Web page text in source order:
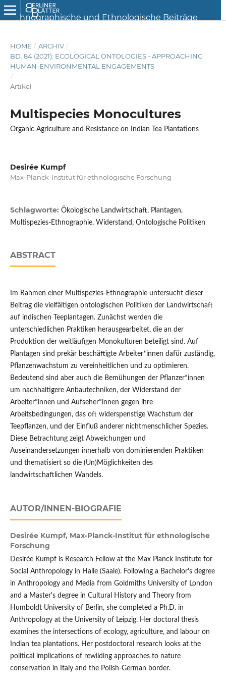
HOME / ARCHIV /
BD. 84 (2021): ECOLOGICAL ONTOLOGIES - APPROACHING
HUMAN-ENVIRONMENTAL ENGAGEMENTS
/
Artikel
Multispecies Monocultures
Organic Agriculture and Resistance on Indian Tea Plantations
Desirée Kumpf
Max-Planck-Institut für ethnologische Forschung
Schlagworte: Ökologische Landwirtschaft, Plantagen,
Multispezies-Ethnographie, Widerstand, Ontologische Politiken
ABSTRACT
Im Rahmen einer Multispezies-Ethnographie untersucht dieser
Beitrag die vielfältigen ontologischen Politiken der Landwirtschaft
auf indischen Teeplantagen. Zunächst werden die
unterschiedlichen Praktiken herausgearbeitet, die an der
Produktion der weitläufigen Monokulturen beteiligt sind. Auf
Plantagen sind prekär beschäftigte Arbeiter*innen dafür zuständig,
Pflanzenwachstum zu vereinheitlichen und zu optimieren.
Bedeutend sind aber auch die Bemühungen der Pflanzer*innen
um nachhaltigere Anbautechniken, der Widerstand der
Arbeiter*innen und Aufseher*innen gegen ihre
Arbeitsbedingungen, das oft widerspenstige Wachstum der
Teepflanzen, und der Einfluß anderer nichtmenschlicher Spezies.
Diese Betrachtung zeigt Abweichungen und
Auseinandersetzungen innerhalb von dominierenden Praktiken
und thematisiert so die (Un)Möglichkeiten des
landwirtschaftlichen Wandels.
AUTOR/INNEN-BIOGRAFIE
Desirée Kumpf, Max-Planck-Institut für ethnologische
Forschung
Desirée Kumpf is Research Fellow at the Max Planck Institute for
Social Anthropology in Halle (Saale). Following a Bachelor's degree
in Anthropology and Media from Goldmiths University of London
and a Master's degree in Cultural History and Theory from
Humboldt University of Berlin, she completed a Ph.D. in
Anthropology at the University of Leipzig. Her doctoral thesis
examines the intersections of ecology, agriculture, and labour on
Indian tea plantations. Her postdoctoral research looks at the
political implications of rewilding approaches to nature
conservation in Italy and the Polish-German border.